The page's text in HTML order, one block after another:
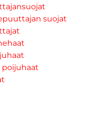
suojat
poijuhaat